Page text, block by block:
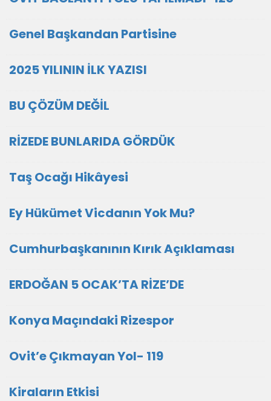
Genel Başkandan Partisine
2025 YILININ İLK YAZISI
BU ÇÖZÜM DEĞİL
RİZEDE BUNLARIDA GÖRDÜK
Taş Ocağı Hikâyesi
Ey Hükümet Vicdanın Yok Mu?
Cumhurbaşkanının Kırık Açıklaması
ERDOĞAN 5 OCAK’TA RİZE’DE
Konya Maçındaki Rizespor
Ovit’e Çıkmayan Yol- 119
Kiraların Etkisi